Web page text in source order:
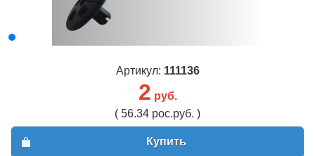
Артикул: 111136
2 руб.
( 56.34 рос.руб. )
Купить